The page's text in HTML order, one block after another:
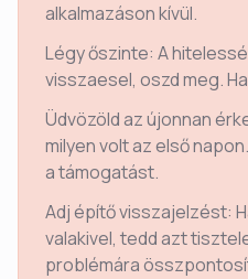
alkalmazáson kívül.
Légy őszinte: A
visszaesel, oszd meg.
Üdvözöld az újonnan
milyen volt az első
a támogatást.
Adj építő visszajelzést:
valakivel, tedd azt
problémára